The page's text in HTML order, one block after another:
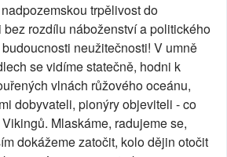
trpělivost do
rozdílu náboženství a politického
neužitečnosti! V umně
se vidíme statečně, hodni k
vlnách růžového oceánu,
dobyvateli, pionýry objeviteli - co
Mlaskáme, radujeme se,
dokážeme zatočit, kolo dějin otočit